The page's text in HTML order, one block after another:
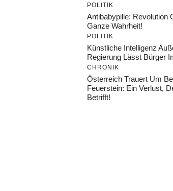
POLITIK
Antibabypille: Revolution
Ganze Wahrheit!
POLITIK
Künstliche Intelligenz
Regierung Lässt Bürger
CHRONIK
Österreich Trauert Um
Feuerstein: Ein Verlust,
Betrifft!